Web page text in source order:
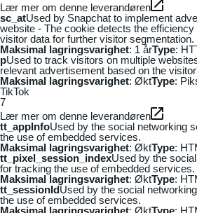
Lær mer om denne leverandøren
sc_atUsed by Snapchat to implement
website - The cookie detects the
visitor data for further visitor segmentation.
Maksimal lagringsvarighet: 1 årType:
pUsed to track visitors on multiple
relevant advertisement based on the
Maksimal lagringsvarighet: ØktType:
TikTok
7
Lær mer om denne leverandøren
tt_appInfoUsed by the social networking
the use of embedded services.
Maksimal lagringsvarighet: ØktType:
tt_pixel_session_indexUsed by the
for tracking the use of embedded services.
Maksimal lagringsvarighet: ØktType:
tt_sessionIdUsed by the social
the use of embedded services.
Maksimal lagringsvarighet: ØktType: